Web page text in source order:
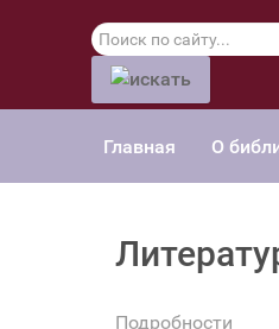
Поиск
по
сайту
Главная О
Подробности